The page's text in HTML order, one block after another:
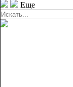
Еще